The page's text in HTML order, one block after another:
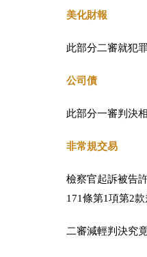
美化財報
此部分二審就犯
公司債
此部分一審判決
非常規交易
檢察官起訴被告
171條第1項第2
二審減輕判決究